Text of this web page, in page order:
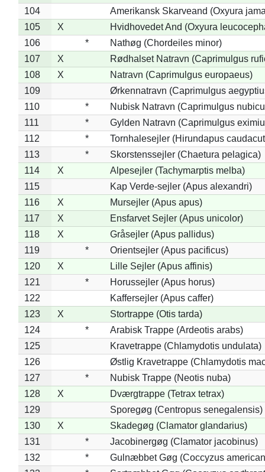
104
Amerikansk Skarveand (Oxyura
105
X
Hvidhovedet And (Oxyura
106
*
Nathøg (Chordeiles minor)
107
X
Rødhalset Natravn (Caprimulgus
108
X
Natravn (Caprimulgus europaeus)
109
Ørkennatravn (Caprimulgus
110
*
Nubisk Natravn (Caprimulgus
111
*
Gylden Natravn (Caprimulgus
112
*
Tornhalesejler (Hirundapus
113
*
Skorstenssejler (Chaetura pelagica)
114
X
Alpesejler (Tachymarptis melba)
115
Kap Verde-sejler (Apus alexandri)
116
X
Mursejler (Apus apus)
117
X
Ensfarvet Sejler (Apus unicolor)
118
X
Gråsejler (Apus pallidus)
119
*
Orientsejler (Apus pacificus)
120
X
Lille Sejler (Apus affinis)
121
*
Horussejler (Apus horus)
122
Kaffersejler (Apus caffer)
123
X
Stortrappe (Otis tarda)
124
*
Arabisk Trappe (Ardeotis arabs)
125
Kravetrappe (Chlamydotis undulata)
126
Østlig Kravetrappe (Chlamydotis
127
*
Nubisk Trappe (Neotis nuba)
128
X
Dværgtrappe (Tetrax tetrax)
129
Sporegøg (Centropus senegalensis)
130
X
Skadegøg (Clamator glandarius)
131
*
Jacobinergøg (Clamator jacobinus)
132
*
Gulnæbbet Gøg (Coccyzus